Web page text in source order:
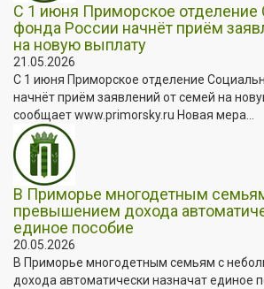
С 1 июня Приморское отделение
фонда России начнёт приём
на новую выплату
21.05.2026
С 1 июня Приморское отделение
начнёт приём заявлений от семей на
сообщает www.primorsky.ru Новая мера...
В Приморье многодетным
превышением дохода
единое пособие
20.05.2026
В Приморье многодетным семьям с
дохода автоматически назначат единое